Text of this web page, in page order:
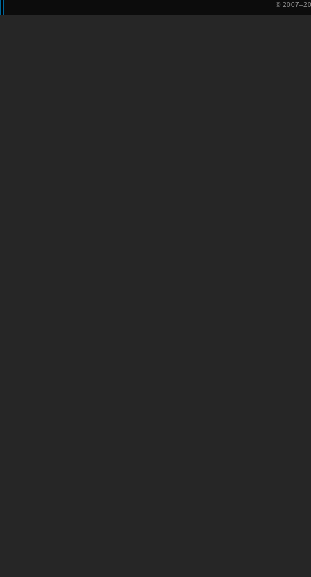
© 2007–